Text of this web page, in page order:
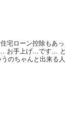
宅ローン控除もあっ
… お手上げ…です… と
のちゃんと出来る人